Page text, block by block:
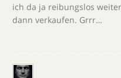
ich da ja reibungslos
dann verkaufen. Grrr…